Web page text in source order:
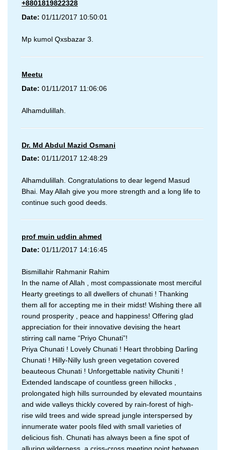
+8801819822328
Date: 01/11/2017 10:50:01
Mp kumol Qxsbazar 3.
Meetu
Date: 01/11/2017 11:06:06
Alhamdulillah.
Dr. Md Abdul Mazid Osmani
Date: 01/11/2017 12:48:29
Alhamdulillah. Congratulations to dear legend Masud
Bhai. May Allah give you more strength and a long life to
continue such good deeds.
prof muin uddin ahmed
Date: 01/11/2017 14:16:45
Bismillahir Rahmanir Rahim
In the name of Allah , most compassionate most merciful
Hearty greetings to all dwellers of chunati ! Thanking
them all for accepting me in their midst! Wishing there all
round prosperity , peace and happiness! Offering glad
appreciation for their innovative devising the heart
stirring call name “Priyo Chunati”!
Priya Chunati ! Lovely Chunati ! Heart throbbing Darling
Chunati ! Hilly-Nilly lush green vegetation covered
beauteous Chunati ! Unforgettable nativity Chuniti !
Extended landscape of countless green hillocks ,
prolongated high hills surrounded by elevated mountains
and wide valleys thickly covered by rain-forest of high-
rise wild trees and wide spread jungle interspersed by
innumerate water pools filed with small varieties of
delicious fish. Chunati has always been a fine spot of